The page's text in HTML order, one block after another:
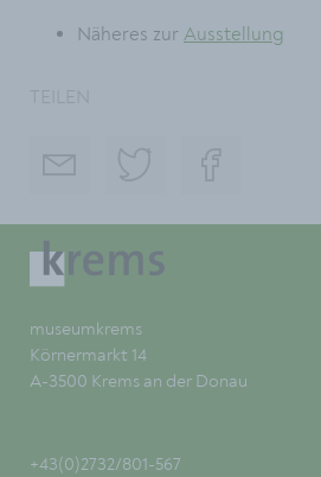
Näheres zur Ausstellung
museumkrems
Körnermarkt 14
A-3500 Krems an der Donau
+43(0)2732/801-567